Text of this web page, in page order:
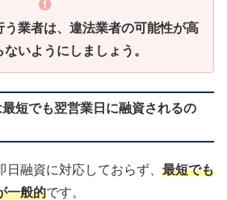
う業者は、違法業者の可能性が高
いようにしましょう。
短でも翌営業日に融資されるの
融資に対応しておらず、 最短でも
一般的です。